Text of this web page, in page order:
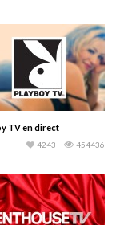
TV en direct
454436
4243